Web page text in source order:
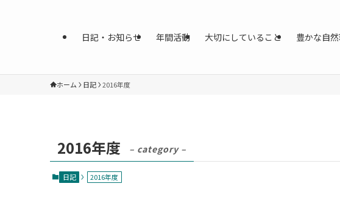
日記・お知らせ 年間活動 大切にしていること 豊かな自
ホーム 日記 2016年度
2016年度 – category –
日記 2016年度